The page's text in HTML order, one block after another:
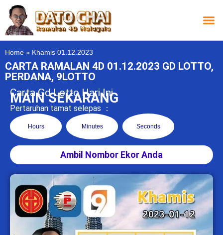
Home » Khamis 01.12.2023
CARTA RAMALAN 4D 01.12.2023 GD LOTTO,
PERDANA, 9LOTTO
Carta Gd Lotto Hari Ini
MAIN SEKARANG
Pertaruhan tamat selepas ：
Hours Minutes Seconds
Ambil Nombor Ekor Anda